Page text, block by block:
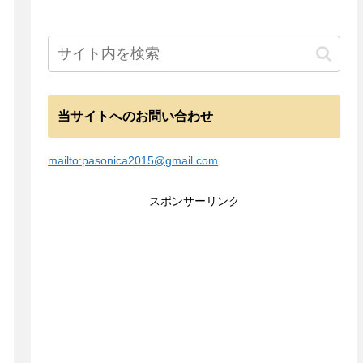
当サイトへのお問い合わせ
mailto:pasonica2015@gmail.com
スポンサーリンク